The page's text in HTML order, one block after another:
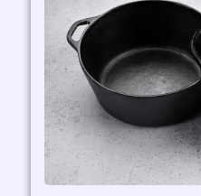
الأصلي
2.899,00 EGP.
الحالي
2.465,00 EGP.